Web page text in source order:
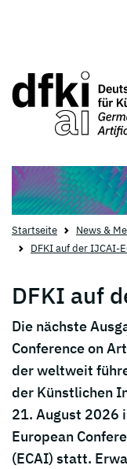
Startseite News &
DFKI auf der IJCAI-
DFKI auf
Die nächste
Conference on
der weltweit
der Künstlichen
21. August 2026
European
(ECAI) statt.